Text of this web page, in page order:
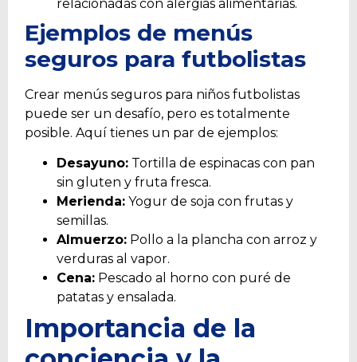
relacionadas con alergias alimentarias.
Ejemplos de menús
seguros para futbolistas
Crear menús seguros para niños futbolistas
puede ser un desafío, pero es totalmente
posible. Aquí tienes un par de ejemplos:
Desayuno: Tortilla de espinacas con pan
sin gluten y fruta fresca.
Merienda: Yogur de soja con frutas y
semillas.
Almuerzo: Pollo a la plancha con arroz y
verduras al vapor.
Cena: Pescado al horno con puré de
patatas y ensalada.
Importancia de la